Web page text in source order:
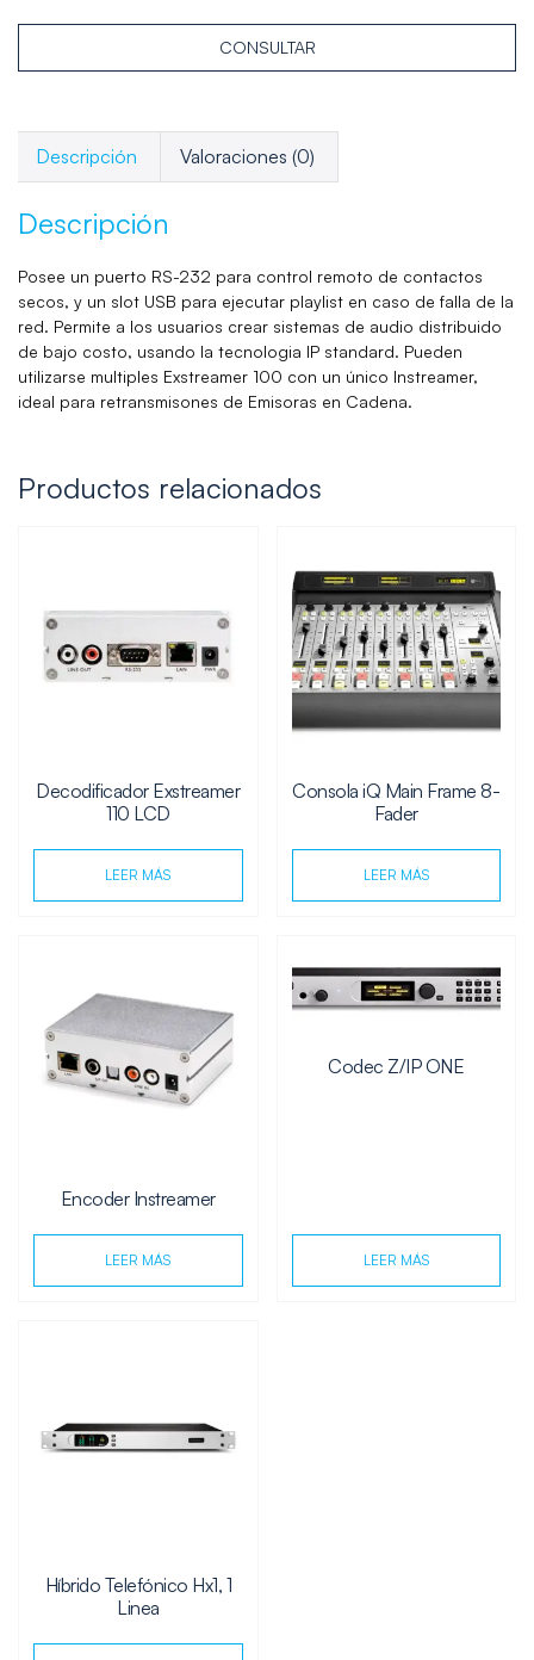
CONSULTAR
Descripción Valoraciones (0)
Descripción
Posee un puerto RS-232 para control remoto de contactos
secos, y un slot USB para ejecutar playlist en caso de falla de la
red. Permite a los usuarios crear sistemas de audio distribuido
de bajo costo, usando la tecnologia IP standard. Pueden
utilizarse multiples Exstreamer 100 con un único Instreamer,
ideal para retransmisones de Emisoras en Cadena.
Productos relacionados
Decodificador Exstreamer
110 LCD
LEER MÁS
Consola iQ Main Frame 8-
Fader
LEER MÁS
Encoder Instreamer
LEER MÁS
Codec Z/IP ONE
LEER MÁS
Híbrido Telefónico Hx1, 1
Linea